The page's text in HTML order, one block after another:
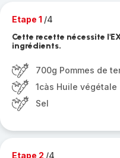
Etape 1 /4
Cette recette nécessite
ingrédients.
700g Pommes de
1càs Huile végétale
Sel
Etape 2 /4